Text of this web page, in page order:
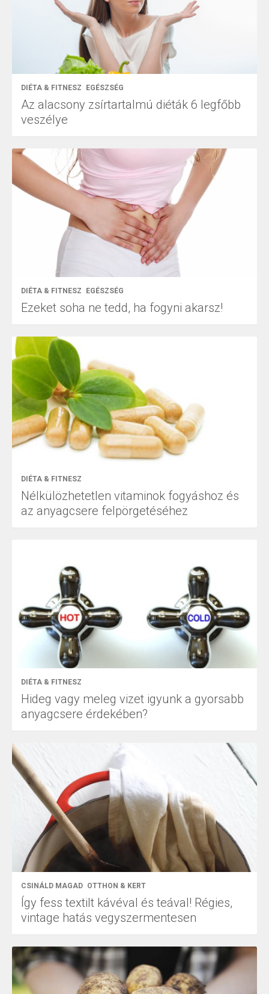
DIÉTA & FITNESZ EGÉSZSÉG
Az alacsony zsírtartalmú diéták 6 legfőbb
veszélye
DIÉTA & FITNESZ EGÉSZSÉG
Ezeket soha ne tedd, ha fogyni akarsz!
DIÉTA & FITNESZ
Nélkülözhetetlen vitaminok fogyáshoz és
az anyagcsere felpörgetéséhez
DIÉTA & FITNESZ
Hideg vagy meleg vizet igyunk a gyorsabb
anyagcsere érdekében?
CSINÁLD MAGAD OTTHON & KERT
Így fess textilt kávéval és teával! Régies,
vintage hatás vegyszermentesen